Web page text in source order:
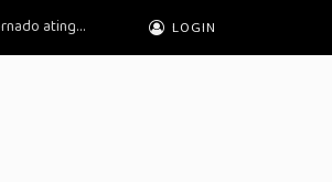
Ciclone extratropical afeta 12 estados; Rio suspende aulas, tornado atinge RS LOGIN